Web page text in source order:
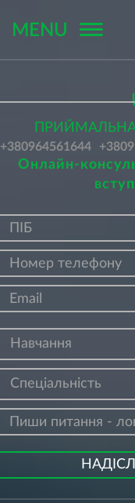
MENU
ПРИЙМАЛЬНА
+380964561644
Онлайн-
Навчання
Спеціальність